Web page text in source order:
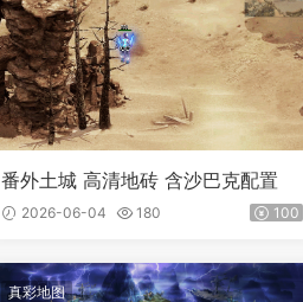
番外土城 高清地砖 含沙巴克配置
2026-06-04 180 100
真彩地图